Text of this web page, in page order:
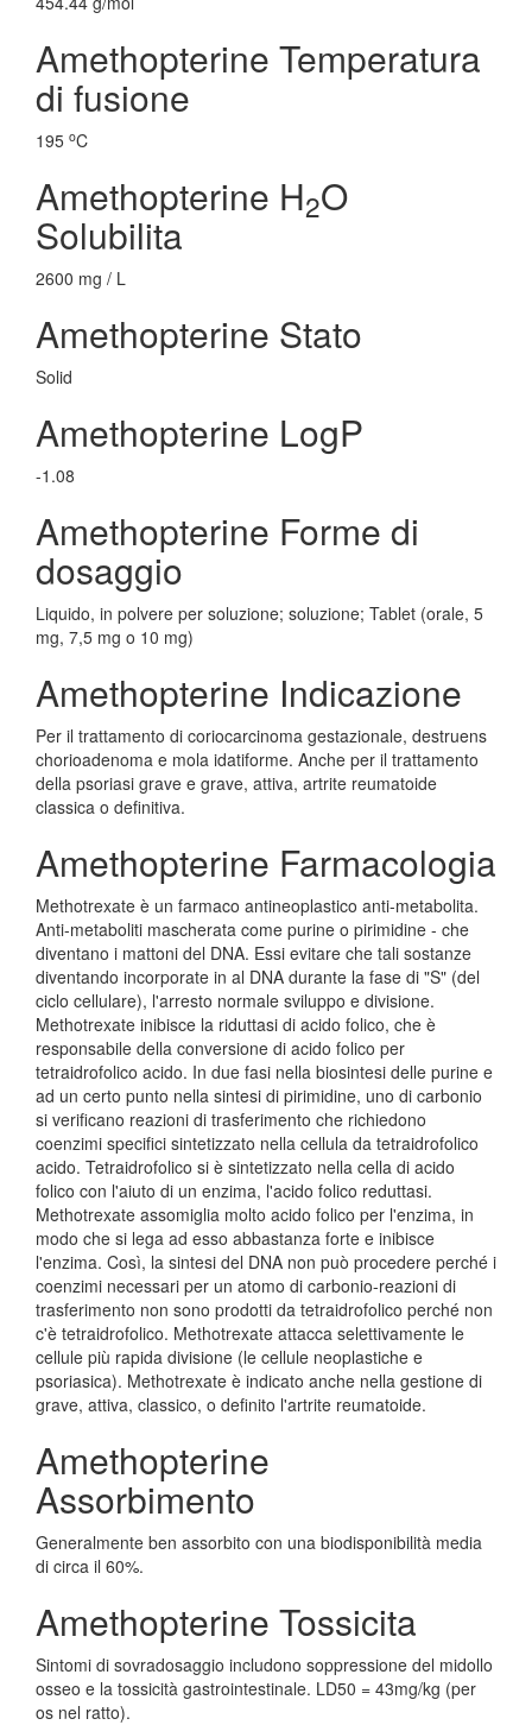
Amethopterine Temperatura
di fusione
195 oC
Amethopterine H2O
Solubilita
2600 mg / L
Amethopterine Stato
Solid
Amethopterine LogP
-1.08
Amethopterine Forme di
dosaggio
Liquido, in polvere per soluzione; soluzione; Tablet (orale, 5
mg, 7,5 mg o 10 mg)
Amethopterine Indicazione
Per il trattamento di coriocarcinoma gestazionale, destruens
chorioadenoma e mola idatiforme. Anche per il trattamento
della psoriasi grave e grave, attiva, artrite reumatoide
classica o definitiva.
Amethopterine Farmacologia
Methotrexate è un farmaco antineoplastico anti-metabolita.
Anti-metaboliti mascherata come purine o pirimidine - che
diventano i mattoni del DNA. Essi evitare che tali sostanze
diventando incorporate in al DNA durante la fase di "S" (del
ciclo cellulare), l'arresto normale sviluppo e divisione.
Methotrexate inibisce la riduttasi di acido folico, che è
responsabile della conversione di acido folico per
tetraidrofolico acido. In due fasi nella biosintesi delle purine e
ad un certo punto nella sintesi di pirimidine, uno di carbonio
si verificano reazioni di trasferimento che richiedono
coenzimi specifici sintetizzato nella cellula da tetraidrofolico
acido. Tetraidrofolico si è sintetizzato nella cella di acido
folico con l'aiuto di un enzima, l'acido folico reduttasi.
Methotrexate assomiglia molto acido folico per l'enzima, in
modo che si lega ad esso abbastanza forte e inibisce
l'enzima. Così, la sintesi del DNA non può procedere perché i
coenzimi necessari per un atomo di carbonio-reazioni di
trasferimento non sono prodotti da tetraidrofolico perché non
c'è tetraidrofolico. Methotrexate attacca selettivamente le
cellule più rapida divisione (le cellule neoplastiche e
psoriasica). Methotrexate è indicato anche nella gestione di
grave, attiva, classico, o definito l'artrite reumatoide.
Amethopterine
Assorbimento
Generalmente ben assorbito con una biodisponibilità media
di circa il 60%.
Amethopterine Tossicita
Sintomi di sovradosaggio includono soppressione del midollo
osseo e la tossicità gastrointestinale. LD50 = 43mg/kg (per
os nel ratto).